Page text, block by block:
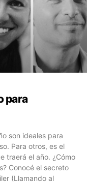
para
son ideales para
Para otros, es el
traerá el año. ¿Cómo
Conocé el secreto
(Llamando al